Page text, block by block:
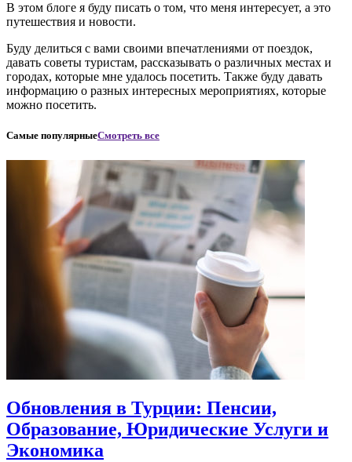
В этом блоге я буду писать о том, что меня интересует, а это
путешествия и новости.
Буду делиться с вами своими впечатлениями от поездок,
давать советы туристам, рассказывать о различных местах и
городах, которые мне удалось посетить. Также буду давать
информацию о разных интересных мероприятиях, которые
можно посетить.
Самые популярныеСмотреть все
Обновления в Турции: Пенсии,
Образование, Юридические Услуги и
Экономика